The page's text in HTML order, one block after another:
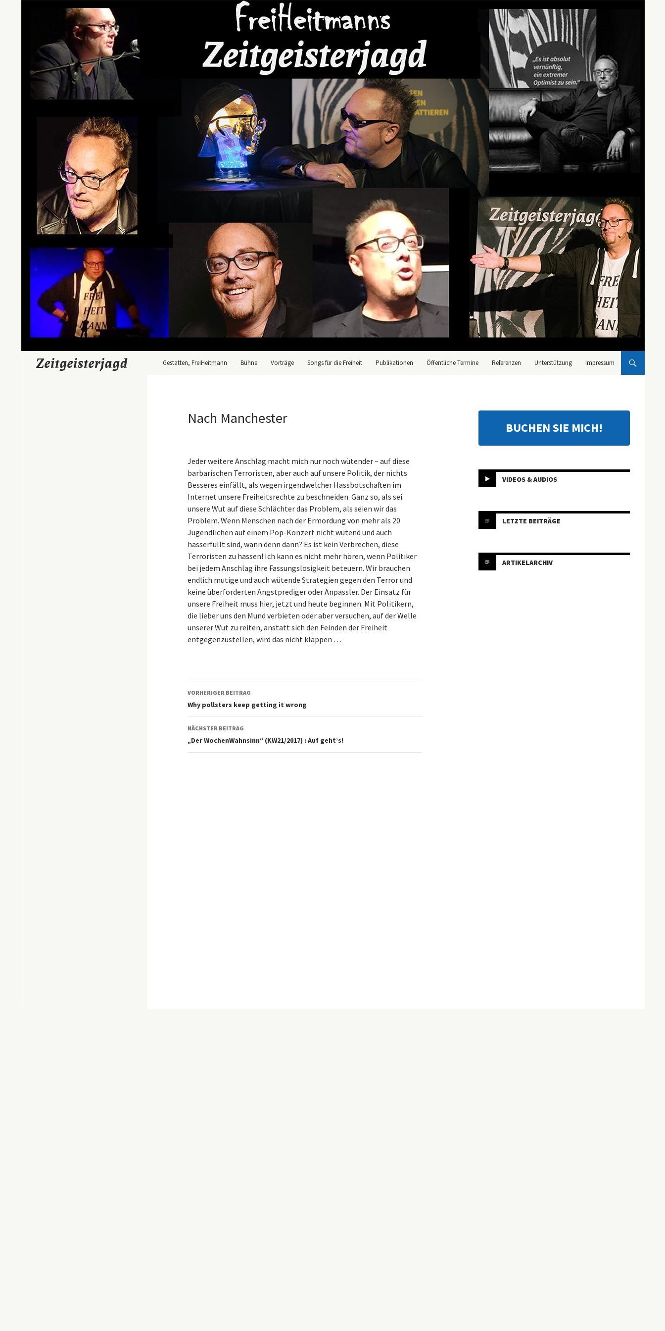
Zeitgeisterjagd
Suchen
Gestatten, FreiHeitmann
Bühne Vorträge Songs für die Freiheit Publikationen Öffentliche Termine Referenzen Unterstützung Impressum
Nach Manchester
Jeder weitere Anschlag macht mich nur noch wütender – auf diese
barbarischen Terroristen, aber auch auf unsere Politik, der nichts
Besseres einfällt, als wegen irgendwelcher Hassbotschaften im
Internet unsere Freiheitsrechte zu beschneiden. Ganz so, als sei
unsere Wut auf diese Schlächter das Problem, als seien wir das
Problem. Wenn Menschen nach der Ermordung von mehr als 20
Jugendlichen auf einem Pop-Konzert nicht wütend und auch
hasserfüllt sind, wann denn dann? Es ist kein Verbrechen, diese
Terroristen zu hassen! Ich kann es nicht mehr hören, wenn Politiker
bei jedem Anschlag ihre Fassungslosigkeit beteuern. Wir brauchen
endlich mutige und auch wütende Strategien gegen den Terror und
keine überforderten Angstprediger oder Anpassler. Der Einsatz für
unsere Freiheit muss hier, jetzt und heute beginnen. Mit Politikern,
die lieber uns den Mund verbieten oder aber versuchen, auf der Welle
unserer Wut zu reiten, anstatt sich den Feinden der Freiheit
entgegenzustellen, wird das nicht klappen …
Beitragsnavigation
VORHERIGER BEITRAG
Why pollsters keep getting it wrong
NÄCHSTER BEITRAG
„Der WochenWahnsinn“ (KW21/2017) : Auf geht’s!
BUCHEN SIE MICH!
VIDEOS & AUDIOS
LETZTE BEITRÄGE
ARTIKELARCHIV